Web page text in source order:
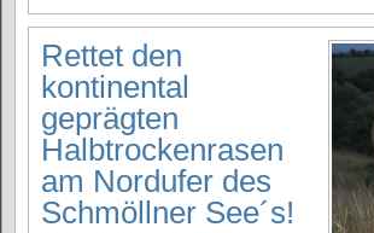
Rettet den
kontinental
geprägten
Halbtrockenrasen
am Nordufer des
Schmöllner See´s!